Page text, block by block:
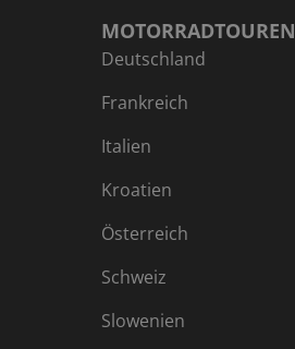
MOTORRADTOUREN
Deutschland
Frankreich
Italien
Kroatien
Österreich
Schweiz
Slowenien